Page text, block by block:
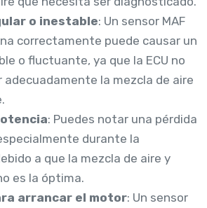
o inestable: Un sensor MAF
correctamente puede causar un
o fluctuante, ya que la ECU no
la mezcla de aire
: Puedes notar una pérdida
durante la
a que la mezcla de aire y
es la óptima.
arrancar el motor: Un sensor